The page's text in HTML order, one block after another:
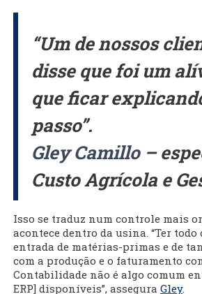
“Um de nossos
disse que foi um
que ficar
passo”.
Gley Camillo–
Custo Agrícola e
Isso se traduz num controle mais
acontece dentro da usina. “Ter
entrada de matérias-primas e de
com a produção e o faturamento
Contabilidade não é algo comum
ERP] disponíveis”, assegura Gley.